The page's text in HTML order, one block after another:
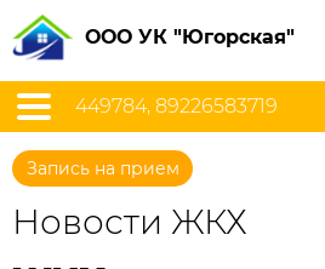
ООО УК "Югорская"
449784, 89226583719
Запись на прием
Новости ЖКХ